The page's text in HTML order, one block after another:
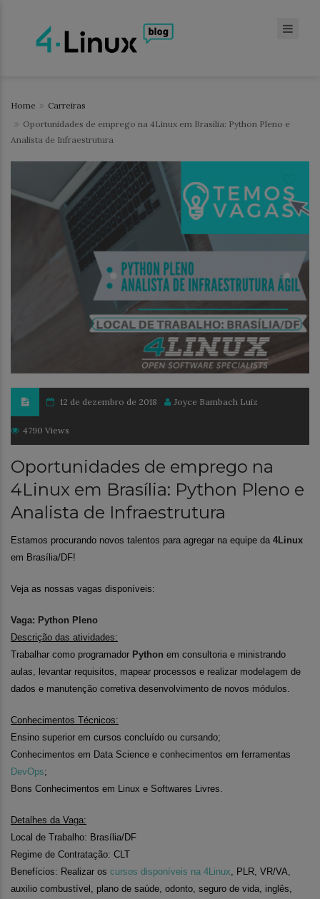
Home
Carreiras
Oportunidades de emprego na 4Linux em Brasília: Python Pleno e
Analista de Infraestrutura
12 de dezembro de 2018 Joyce Bambach Luiz
4790 Views
Oportunidades de emprego na
4Linux em Brasília: Python Pleno e
Analista de Infraestrutura
Estamos procurando novos talentos para agregar na equipe da 4Linux
em Brasília/DF!
Veja as nossas vagas disponíveis:
Vaga: Python Pleno
Descrição das atividades:
Trabalhar como programador Python em consultoria e ministrando
aulas, levantar requisitos, mapear processos e realizar modelagem de
dados e manutenção corretiva desenvolvimento de novos módulos.
Conhecimentos Técnicos:
Ensino superior em cursos concluído ou cursando;
Conhecimentos em Data Science e conhecimentos em ferramentas
DevOps;
Bons Conhecimentos em Linux e Softwares Livres.
Detalhes da Vaga:
Local de Trabalho: Brasília/DF
Regime de Contratação: CLT
Benefícios: Realizar os cursos disponíveis na 4Linux , PLR, VR/VA,
auxilio combustível, plano de saúde, odonto, seguro de vida, inglês,